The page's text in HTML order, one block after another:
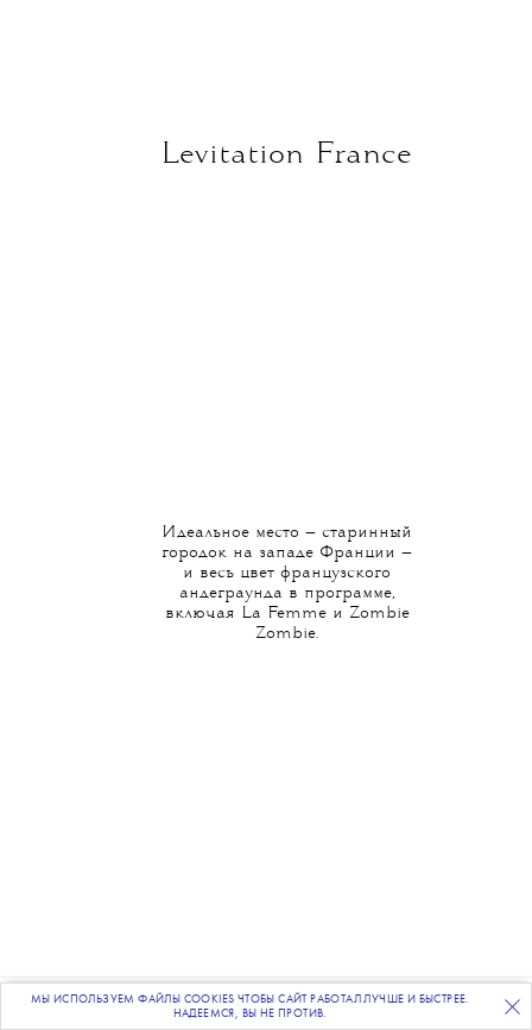
ПОДПИСЫВАЙТЕСЬНА НАШУ ВЕЧЕРНЮЮ РАССЫЛКУ
Levitation France
Идеальное место — старинный
городок на западе Франции —
и весь цвет французского
андеграунда в программе,
включая La Femme и Zombie
Zombie.
МЫ ИСПОЛЬЗУЕМ ФАЙЛЫ COOKIES ЧТОБЫ САЙТ РАБОТАЛ ЛУЧШЕ И БЫСТРЕЕ.
НАДЕЕМСЯ, ВЫ НЕ ПРОТИВ.